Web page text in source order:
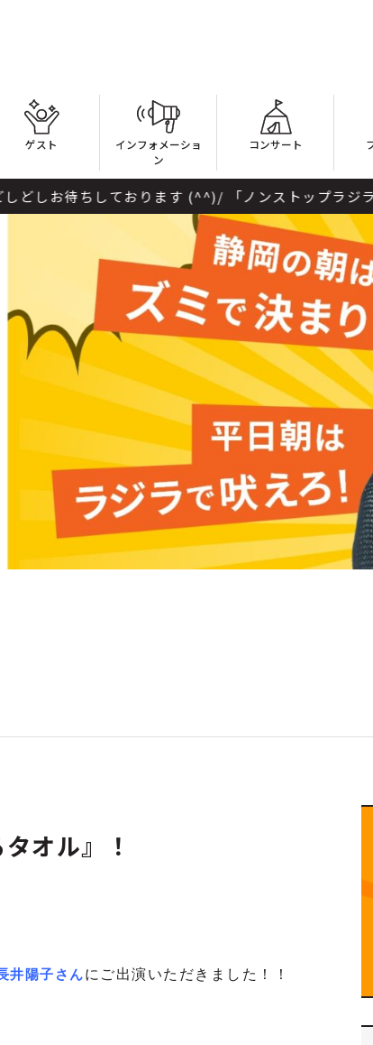
ゲスト
インフォメーショ
ン
コンサート
す (^^)/ 「ノンストップラジラ」 ⇒「龍、竜、
オル』！
井陽子さんにご出演いただきました！！